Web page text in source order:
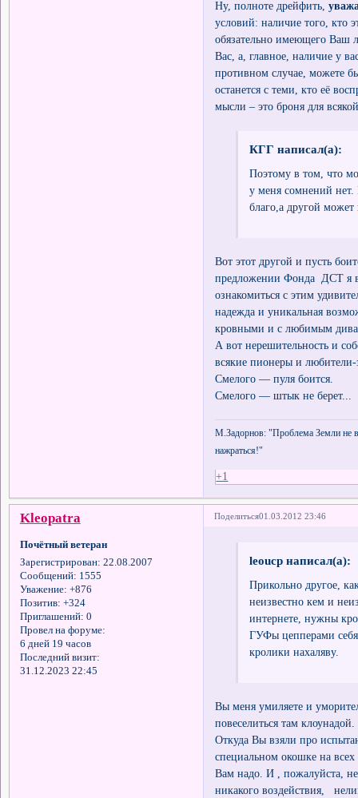
Ну, полноте дрейфить,
условий: наличие того, кто
обязательно имеющего Ваш
Вас, а, главное, наличие у
противном случае, можете
останется с теми, кто её
мысли – это броня для
КГГ написал(а):
Поэтому в том, что
у меня сомнений нет.
благо,а другой может
Вот этот другой и пусть
предложении Фонда ДСТ я
ознакомиться с этим
надежда и уникальная
кровными и с любимым
А вот нерешительность и
всякие пионеры и
Смелого — пуля боится.
Смелого — штык не берет...
М.Задорнов: "Проблема Земли не
нажраться!"
+1
Поделиться01.03.2012 23:46
Kleopatra
Почётный ветеран
Зарегистрирован: 22.08.2007
Сообщений: 1555
Уважение: +876
Позитив: +324
Приглашений: 0
Провел на форуме:
6 дней 19 часов
Последний визит:
31.12.2023 22:45
leoucp написал(а):
Прикольно другое,
неизвестно кем и
интернете, нужны
ГУФы цепперами себя
кролики нахаляву.
Вы меня умиляете и
повеселиться там
Откуда Вы взяли про
специальном окошке на
Вам надо. И , пожалуйста, не
никакого воздействия,